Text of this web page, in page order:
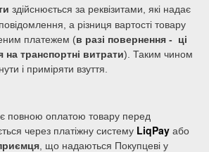
здійснюється за реквізитами, які надає
а різниця вартості товару
платежем (в разі повернення - ці
на транспортні витрати). Таким чином
і приміряти взуття.
є повною оплатою товару перед
через платіжну систему LiqPay або
, що надаються Покупцеві у